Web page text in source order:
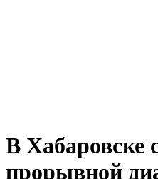
В Хабаровске
прорывной